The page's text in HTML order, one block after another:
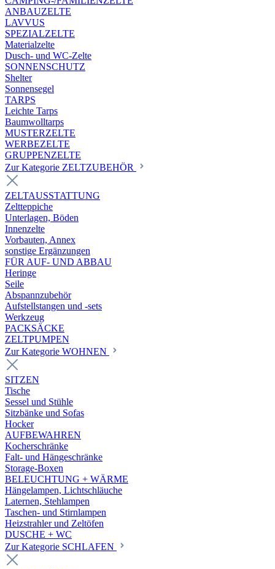
ANBAUZELTE
LAVVUS
SPEZIALZELTE
Materialzelte
Dusch- und WC-Zelte
SONNENSCHUTZ
Shelter
Sonnensegel
TARPS
Leichte Tarps
Baumwolltarps
MUSTERZELTE
WERBEZELTE
GRUPPENZELTE
Zur Kategorie ZELTZUBEHÖR
ZELTAUSSTATTUNG
Zeltteppiche
Unterlagen, Böden
Innenzelte
Vorbauten, Annex
sonstige Ergänzungen
FÜR AUF- UND ABBAU
Heringe
Seile
Abspannzubehör
Aufstellstangen und -sets
Werkzeug
PACKSÄCKE
ZELTPUMPEN
Zur Kategorie WOHNEN
SITZEN
Tische
Sessel und Stühle
Sitzbänke und Sofas
Hocker
AUFBEWAHREN
Kocherschränke
Falt- und Hängeschränke
Storage-Boxen
BELEUCHTUNG + WÄRME
Hängelampen, Lichtschläuche
Laternen, Stehlampen
Taschen- und Stirnlampen
Heizstrahler und Zeltöfen
DUSCHE + WC
Zur Kategorie SCHLAFEN